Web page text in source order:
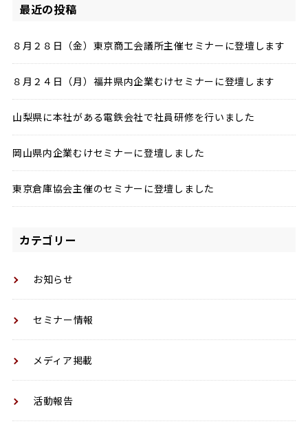
最近の投稿
８月２８日（金）東京商工会議所主催セミナーに登壇します
８月２４日（月）福井県内企業むけセミナーに登壇します
山梨県に本社がある電鉄会社で社員研修を行いました
岡山県内企業むけセミナーに登壇しました
東京倉庫協会主催のセミナーに登壇しました
カテゴリー
お知らせ
セミナー情報
メディア掲載
活動報告